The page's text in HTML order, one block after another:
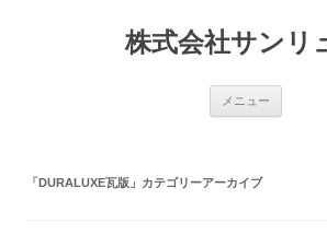
株式会社サンリ
メニュー
「DURALUXE瓦版 」カテゴリーアーカイブ